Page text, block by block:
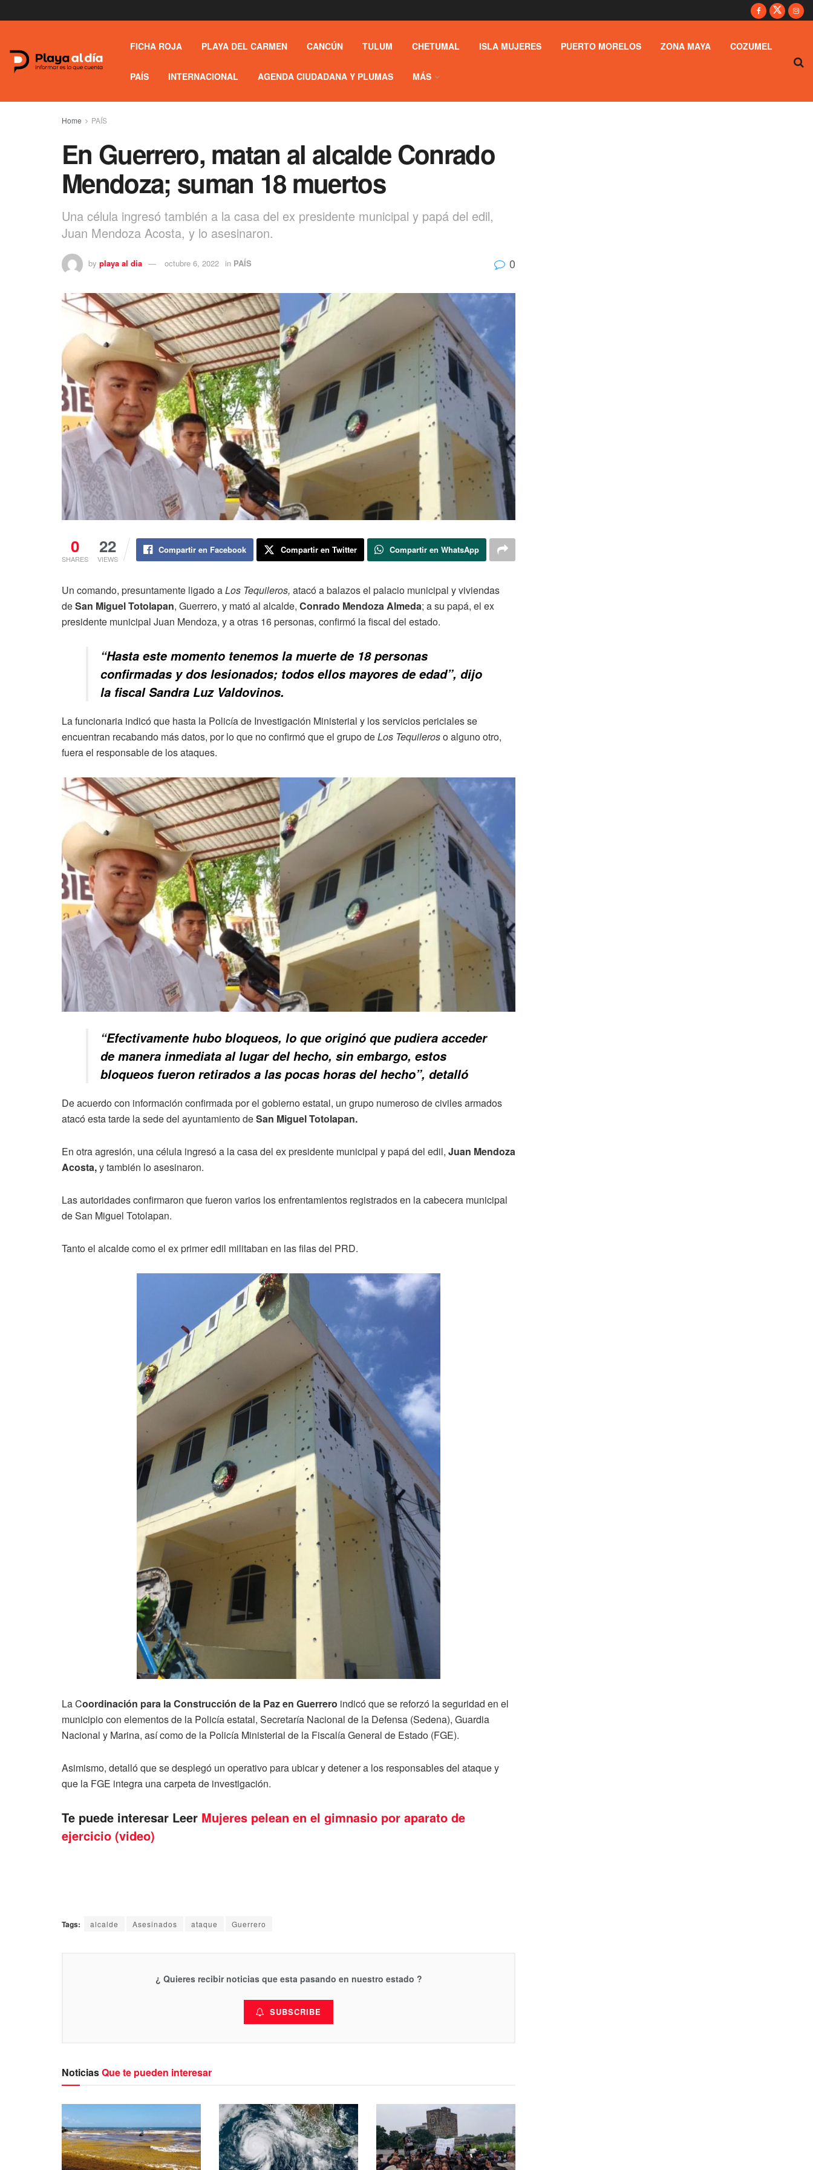
FICHA ROJA PLAYA DEL CARMEN CANCÚN TULUM CHETUMAL ISLA MUJERES PUERTO MORELOS ZONA MAYA COZUMEL
PAÍS INTERNACIONAL AGENDA CIUDADANA Y PLUMAS MÁS
Home PAÍS
En Guerrero, matan al alcalde Conrado
Mendoza; suman 18 muertos
Una célula ingresó también a la casa del ex presidente municipal y papá del edil,
Juan Mendoza Acosta, y lo asesinaron.
by playa al dia octubre 6, 2022 in PAÍS 0
0
SHARES
22
VIEWS
Compartir en Facebook Compartir en Twitter Compartir en WhatsApp
Un comando, presuntamente ligado aLos Tequileros, atacó a balazos el palacio municipal y viviendas
deSan Miguel Totolapan, Guerrero, y mató al alcalde, Conrado Mendoza Almeda; a su papá, el ex
presidente municipal Juan Mendoza, y a otras 16 personas, confirmó la fiscal del estado.
“Hasta este momento tenemos la muerte de 18 personas
confirmadas y dos lesionados; todos ellos mayores de edad”, dijo
la fiscal Sandra Luz Valdovinos.
La funcionaria indicó que hasta la Policía de Investigación Ministerial y los servicios periciales se
encuentran recabando más datos, por lo que no confirmó que el grupo deLos Tequileroso alguno otro,
fuera el responsable de los ataques.
“Efectivamente hubo bloqueos, lo que originó que pudiera acceder
de manera inmediata al lugar del hecho, sin embargo, estos
bloqueos fueron retirados a las pocas horas del hecho”, detalló
De acuerdo con información confirmada por el gobiernoestatal, un grupo numeroso de civiles armados
atacó esta tarde la sede del ayuntamiento deSan Miguel Totolapan.
En otra agresión, una célula ingresó a la casa del ex presidente municipal y papá del edil, Juan Mendoza
Acosta,y también lo asesinaron.
Las autoridades confirmaron que fueron varios los enfrentamientos registrados en la cabecera municipal
de San Miguel Totolapan.
Tanto el alcalde como el ex primer edil militaban en las filas del PRD.
La Coordinación para la Construcción de la Paz en Guerrero indicó que se reforzó la seguridad en el
municipio con elementos de la Policía estatal, Secretaría Nacional de la Defensa (Sedena), Guardia
Nacional y Marina, así como de la Policía Ministerial de la Fiscalía General de Estado (FGE).
Asimismo, detalló que se desplegó un operativo para ubicar y detener a los responsables del ataque y
que la FGE integra una carpeta de investigación.
Te puede interesar Leer Mujeres pelean en el gimnasio por aparato de
ejercicio (video)
Tags: alcalde Asesinados ataque Guerrero
¿ Quieres recibir noticias que esta pasando en nuestro estado ?
SUBSCRIBE
NoticiasQue te pueden interesar